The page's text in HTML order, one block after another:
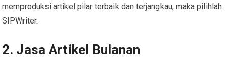
memproduksi artikel pilar terbaik dan terjangkau, maka pilihlah
SIPWriter.
2. Jasa Artikel Bulanan